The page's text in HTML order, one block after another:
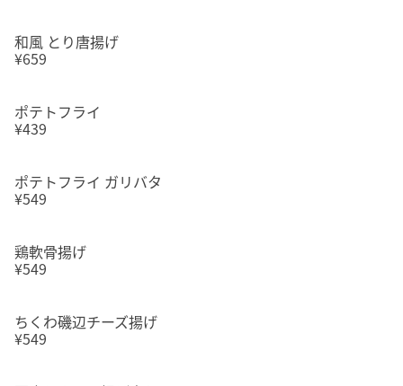
和風 とり唐揚げ
¥659
ポテトフライ
¥439
ポテトフライ ガリバタ
¥549
鶏軟骨揚げ
¥549
ちくわ磯辺チーズ揚げ
¥549